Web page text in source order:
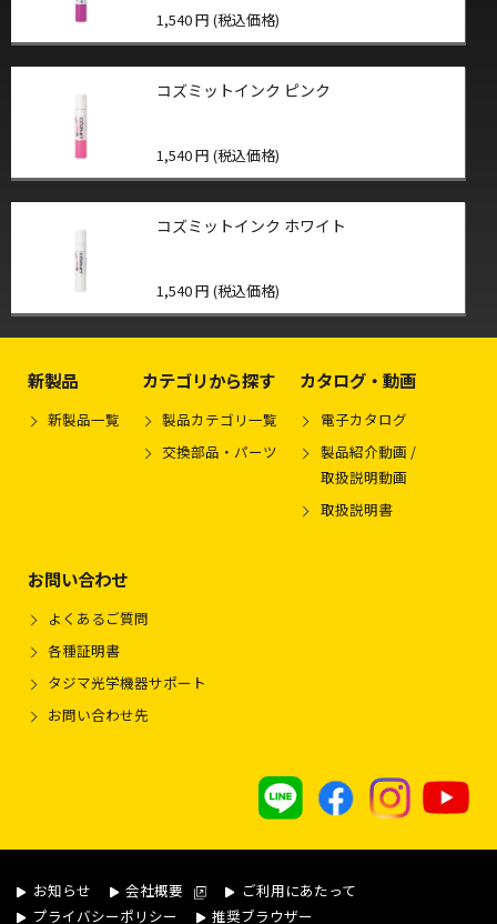
1,540 円 (税込価格)
コズミットインク ピンク
1,540 円 (税込価格)
コズミットインク ホワイト
1,540 円 (税込価格)
新製品
新製品一覧
カテゴリから探す
製品カテゴリ一覧
交換部品・パーツ
カタログ・動画
電子カタログ
製品紹介動画 /
取扱説明動画
取扱説明書
お問い合わせ
よくあるご質問
各種証明書
タジマ光学機器サポート
お問い合わせ先
お知らせ 会社概要
ご利用にあたって
プライバシーポリシー
推奨ブラウザー